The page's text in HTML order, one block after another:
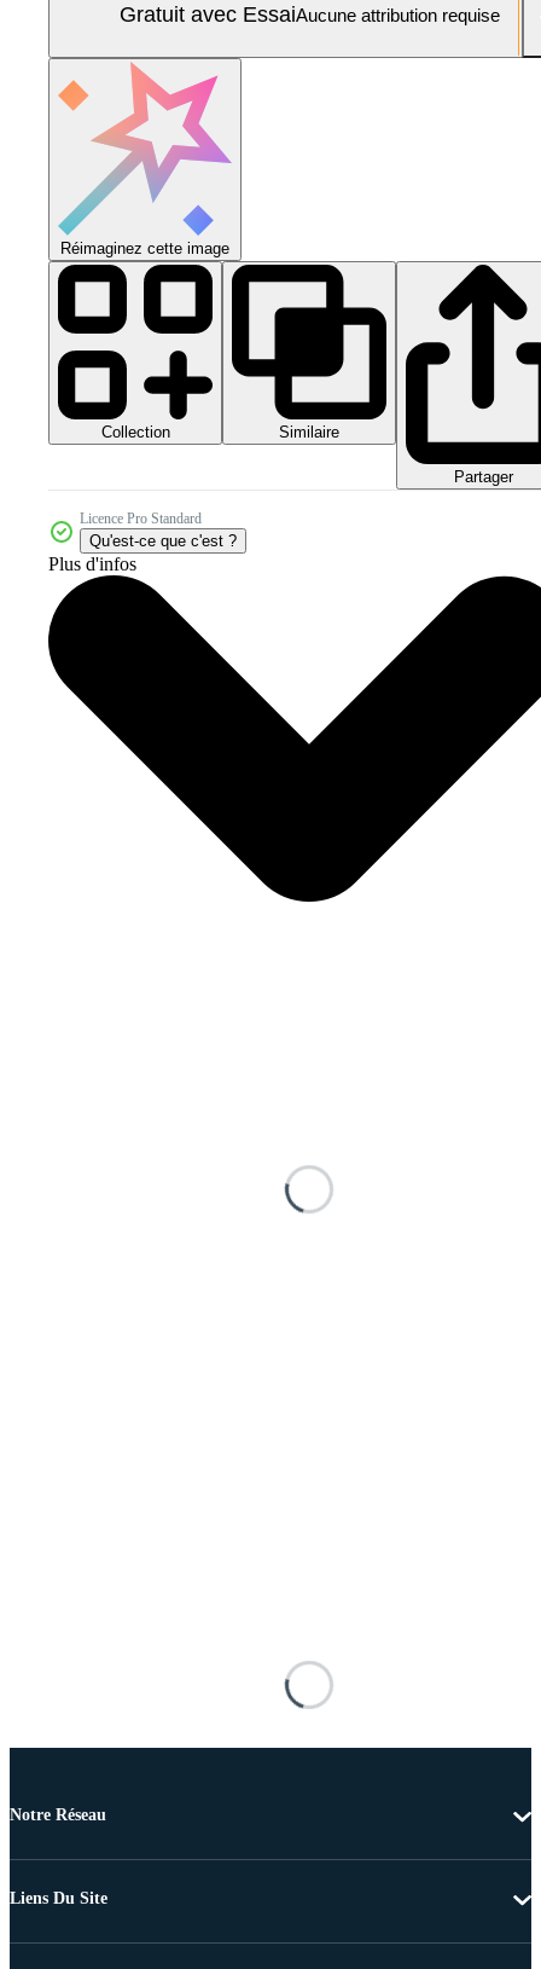
Gratuit avec EssaiAucune attribution requise
Réimaginez cette image
Collection Similaire
Partager
Licence Pro Standard
Qu'est-ce que c'est ?
Plus d'infos
Notre Réseau
Liens Du Site